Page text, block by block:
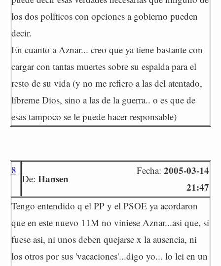
los dos políticos con opciones a gobierno pueden
decir.
En cuanto a Aznar... creo que ya tiene bastante con
cargar con tantas muertes sobre su espalda para el
resto de su vida (y no me refiero a las del atentado,
líbreme Dios, sino a las de la guerra.. o es que de
esas tampoco se le puede hacer responsable)
8
De: Hansen
Fecha: 2005-03-14
21:47
Tengo entendido q el PP y el PSOE ya acordaron
que en este nuevo 11M no viniese Aznar...asi que, si
fuese asi, ni unos deben quejarse x la ausencia, ni
los otros por sus 'vacaciones'...digo yo... lo lei en un